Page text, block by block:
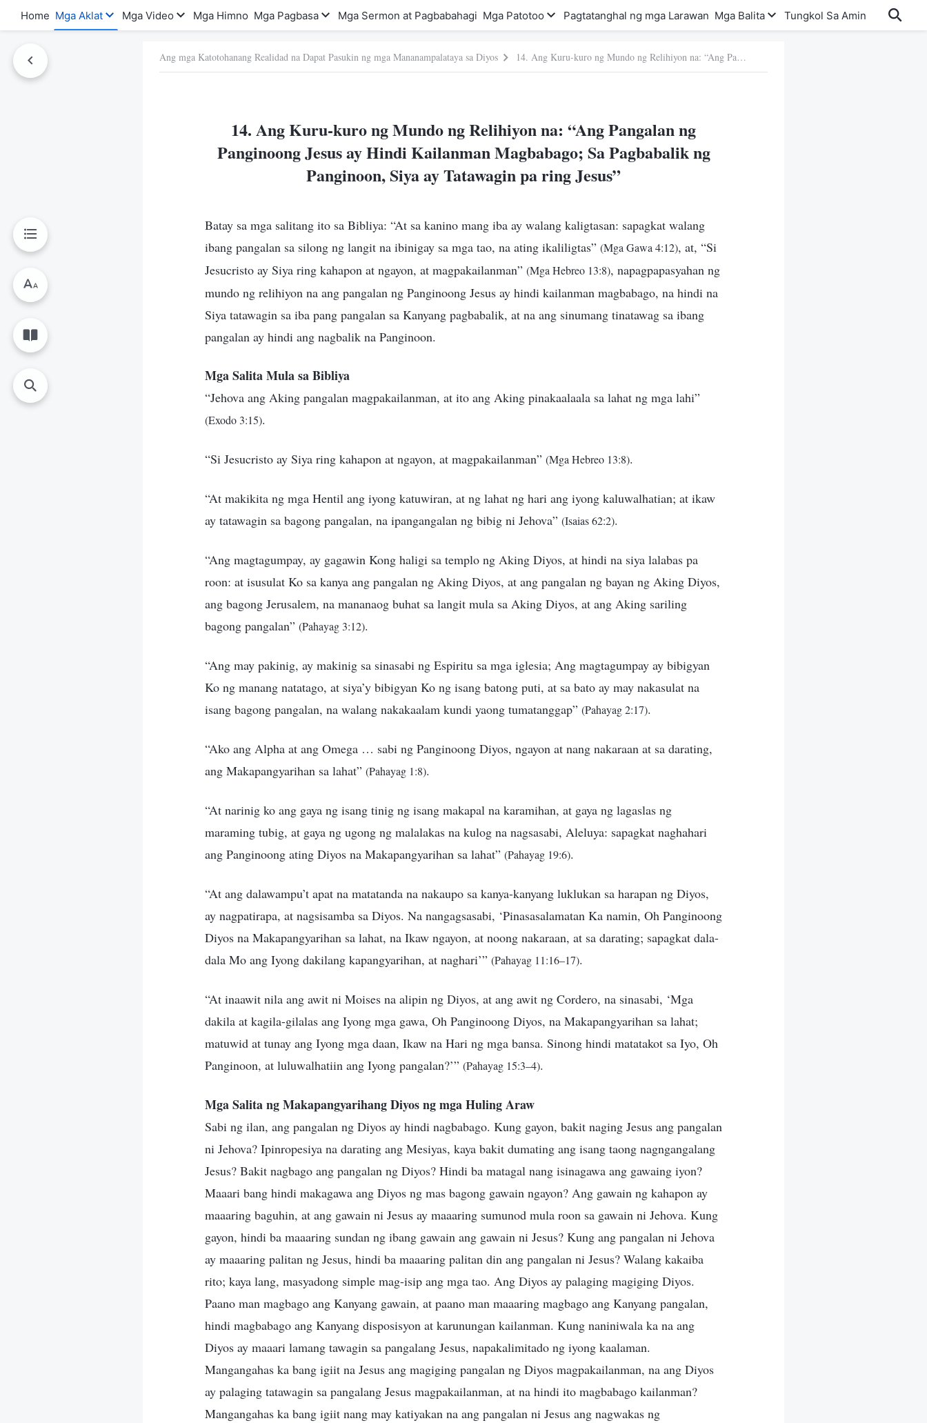
Home Mga Aklat Mga Video Mga Himno Mga Pagbasa Mga Sermon at Pagbabahagi Mga Patotoo Pagtatanghal ng mga Larawan Mga Balita Tungkol Sa Amin
Ang mga Katotohanang Realidad na Dapat Pasukin ng mga Mananampalataya sa Diyos 14. Ang Kuru-kuro ng Mundo ng Relihiyon na: “Ang Pangalan ng Panginoong Jesus ay Hindi Kailanman Magbabago; Sa Pagbabalik ng Panginoon, Siya ay Tatawagin pa ring Jesus”
14. Ang Kuru-kuro ng Mundo ng Relihiyon na: “Ang Pangalan ng
Panginoong Jesus ay Hindi Kailanman Magbabago; Sa Pagbabalik ng
Panginoon, Siya ay Tatawagin pa ring Jesus”
Batay sa mga salitang ito sa Bibliya: “At sa kanino mang iba ay walang kaligtasan: sapagkat walang
ibang pangalan sa silong ng langit na ibinigay sa mga tao, na ating ikaliligtas” (Mga Gawa 4:12), at, “Si
Jesucristo ay Siya ring kahapon at ngayon, at magpakailanman” (Mga Hebreo 13:8), napagpapasyahan ng
mundo ng relihiyon na ang pangalan ng Panginoong Jesus ay hindi kailanman magbabago, na hindi na
Siya tatawagin sa iba pang pangalan sa Kanyang pagbabalik, at na ang sinumang tinatawag sa ibang
pangalan ay hindi ang nagbalik na Panginoon.
Mga Salita Mula sa Bibliya
“Jehova ang Aking pangalan magpakailanman, at ito ang Aking pinakaalaala sa lahat ng mga lahi”
(Exodo 3:15).
“Si Jesucristo ay Siya ring kahapon at ngayon, at magpakailanman” (Mga Hebreo 13:8).
“At makikita ng mga Hentil ang iyong katuwiran, at ng lahat ng hari ang iyong kaluwalhatian; at ikaw
ay tatawagin sa bagong pangalan, na ipangangalan ng bibig ni Jehova” (Isaias 62:2).
“Ang magtagumpay, ay gagawin Kong haligi sa templo ng Aking Diyos, at hindi na siya lalabas pa
roon: at isusulat Ko sa kanya ang pangalan ng Aking Diyos, at ang pangalan ng bayan ng Aking Diyos,
ang bagong Jerusalem, na mananaog buhat sa langit mula sa Aking Diyos, at ang Aking sariling
bagong pangalan” (Pahayag 3:12).
“Ang may pakinig, ay makinig sa sinasabi ng Espiritu sa mga iglesia; Ang magtagumpay ay bibigyan
Ko ng manang natatago, at siya’y bibigyan Ko ng isang batong puti, at sa bato ay may nakasulat na
isang bagong pangalan, na walang nakakaalam kundi yaong tumatanggap” (Pahayag 2:17).
“Ako ang Alpha at ang Omega … sabi ng Panginoong Diyos, ngayon at nang nakaraan at sa darating,
ang Makapangyarihan sa lahat” (Pahayag 1:8).
“At narinig ko ang gaya ng isang tinig ng isang makapal na karamihan, at gaya ng lagaslas ng
maraming tubig, at gaya ng ugong ng malalakas na kulog na nagsasabi, Aleluya: sapagkat naghahari
ang Panginoong ating Diyos na Makapangyarihan sa lahat” (Pahayag 19:6).
“At ang dalawampu’t apat na matatanda na nakaupo sa kanya-kanyang luklukan sa harapan ng Diyos,
ay nagpatirapa, at nagsisamba sa Diyos. Na nangagsasabi, ‘Pinasasalamatan Ka namin, Oh Panginoong
Diyos na Makapangyarihan sa lahat, na Ikaw ngayon, at noong nakaraan, at sa darating; sapagkat dala-
dala Mo ang Iyong dakilang kapangyarihan, at naghari’” (Pahayag 11:16–17).
“At inaawit nila ang awit ni Moises na alipin ng Diyos, at ang awit ng Cordero, na sinasabi, ‘Mga
dakila at kagila-gilalas ang Iyong mga gawa, Oh Panginoong Diyos, na Makapangyarihan sa lahat;
matuwid at tunay ang Iyong mga daan, Ikaw na Hari ng mga bansa. Sinong hindi matatakot sa Iyo, Oh
Panginoon, at luluwalhatiin ang Iyong pangalan?’” (Pahayag 15:3–4).
Mga Salita ng Makapangyarihang Diyos ng mga Huling Araw
Sabi ng ilan, ang pangalan ng Diyos ay hindi nagbabago. Kung gayon, bakit naging Jesus ang pangalan
ni Jehova? Ipinropesiya na darating ang Mesiyas, kaya bakit dumating ang isang taong nagngangalang
Jesus? Bakit nagbago ang pangalan ng Diyos? Hindi ba matagal nang isinagawa ang gawaing iyon?
Maaari bang hindi makagawa ang Diyos ng mas bagong gawain ngayon? Ang gawain ng kahapon ay
maaaring baguhin, at ang gawain ni Jesus ay maaaring sumunod mula roon sa gawain ni Jehova. Kung
gayon, hindi ba maaaring sundan ng ibang gawain ang gawain ni Jesus? Kung ang pangalan ni Jehova
ay maaaring palitan ng Jesus, hindi ba maaaring palitan din ang pangalan ni Jesus? Walang kakaiba
rito; kaya lang, masyadong simple mag-isip ang mga tao. Ang Diyos ay palaging magiging Diyos.
Paano man magbago ang Kanyang gawain, at paano man maaaring magbago ang Kanyang pangalan,
hindi magbabago ang Kanyang disposisyon at karunungan kailanman. Kung naniniwala ka na ang
Diyos ay maaari lamang tawagin sa pangalang Jesus, napakalimitado ng iyong kaalaman.
Mangangahas ka bang igiit na Jesus ang magiging pangalan ng Diyos magpakailanman, na ang Diyos
ay palaging tatawagin sa pangalang Jesus magpakailanman, at na hindi ito magbabago kailanman?
Mangangahas ka bang igiit nang may katiyakan na ang pangalan ni Jesus ang nagwakas ng